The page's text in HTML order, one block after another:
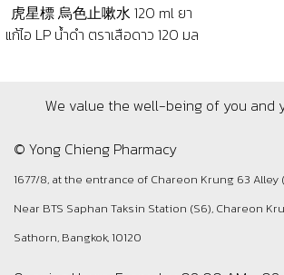
虎星標 烏色止嗽水 120 ml ยา
แก้ไอ LP น้ำดำ ตราเสือดาว 120 มล
We value the well-being of you and
© Yong Chieng Pharmacy
1677/8, at the entrance of Chareon Krung 63 Alley
Near BTS Saphan Taksin Station (S6), Chareon
Sathorn, Bangkok, 10120